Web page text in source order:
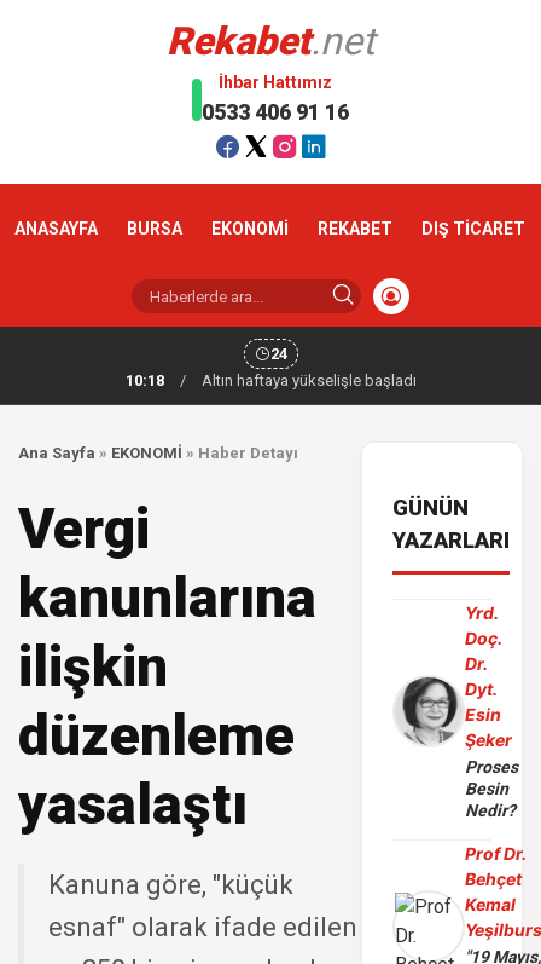
Rekabet.net
İhbar Hattımız
0533 406 91 16
ANASAYFA BURSA EKONOMİ REKABET DIŞ TİCARET
24
10:18
/ Altın haftaya yükselişle başladı
Ana Sayfa » EKONOMİ » Haber Detayı
Vergi
kanunlarına
ilişkin
düzenleme
yasalaştı
Kanuna göre, "küçük
esnaf" olarak ifade edilen
GÜNÜN
YAZARLARI
Yrd.
Doç.
Dr.
Dyt.
Esin
Şeker
Proses
Besin
Nedir?
Prof Dr.
Behçet
Kemal
"19 Mayıs,